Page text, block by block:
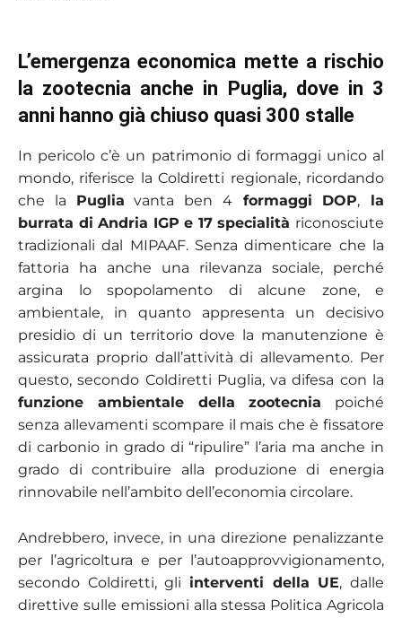
L’emergenza economica mette a rischio
la zootecnia anche in Puglia, dove in 3
anni hanno già chiuso quasi 300 stalle
In pericolo c’è un patrimonio di formaggi unico al
mondo, riferisce la Coldiretti regionale, ricordando
che la Puglia vanta ben 4formaggi DOP, la
burrata di Andria IGP e 17 specialità riconosciute
tradizionali dal MIPAAF. Senza dimenticare che la
fattoria ha anche una rilevanza sociale, perché
argina lo spopolamento di alcune zone, e
ambientale, in quanto appresenta un decisivo
presidio di un territorio dove la manutenzione è
assicurata proprio dall’attività di allevamento. Per
questo, secondo Coldiretti Puglia, va difesa con la
funzione ambientale della zootecnia poiché
senza allevamenti scompare il mais che è fissatore
di carbonio in grado di “ripulire” l’aria ma anche in
grado di contribuire alla produzione di energia
rinnovabile nell’ambito dell’economia circolare.
Andrebbero, invece, in una direzione penalizzante
per l’agricoltura e per l’autoapprovvigionamento,
secondo Coldiretti, gli interventi della UE, dalle
direttive sulle emissioni alla stessa Politica Agricola